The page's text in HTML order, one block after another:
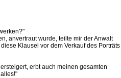
anvertraut wurde, teilte mir der Anwalt
Klausel vor dem Verkauf des Porträts
erbt auch meinen gesamten